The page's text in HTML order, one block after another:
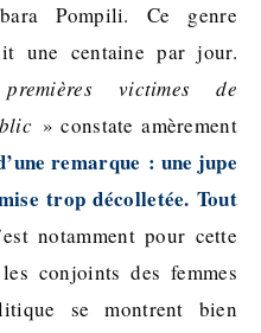
Pompili. Ce genre
une centaine par jour.
victimes de
» constate amèrement
remarque : une jupe
trop décolletée. Tout
notamment pour cette
conjoints des femmes
se montrent bien